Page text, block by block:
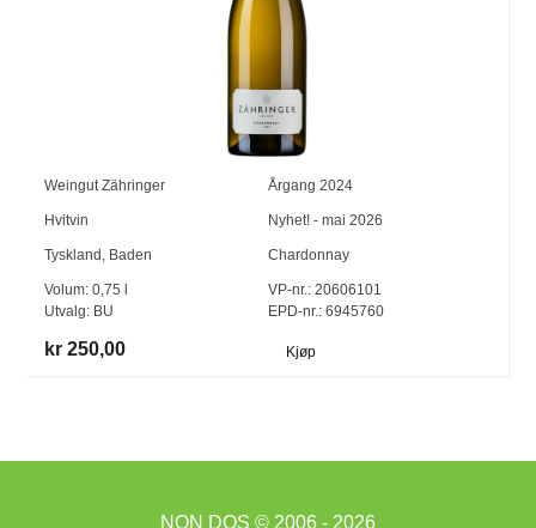
Weingut Zähringer Årgang 2024
Hvitvin Nyhet! - mai 2026
Tyskland , Baden Chardonnay
Volum:0,75
Utvalg: BU
VP-nr.:20606101
EPD-nr.: 6945760
kr 250,00 Kjøp
NON DOS © 2006 - 2026